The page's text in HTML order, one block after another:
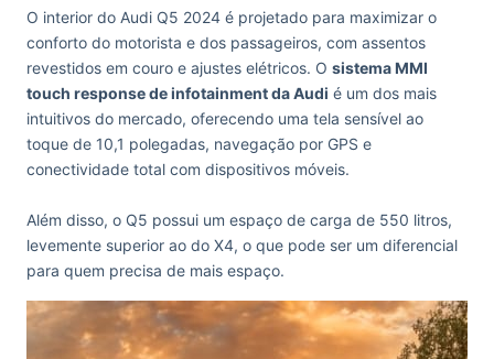
O interior do Audi Q5 2024 é projetado para maximizar o
conforto do motorista e dos passageiros, com assentos
revestidos em couro e ajustes elétricos. O sistema MMI
touch response de infotainment da Audi é um dos mais
intuitivos do mercado, oferecendo uma tela sensível ao
toque de 10,1 polegadas, navegação por GPS e
conectividade total com dispositivos móveis.
Além disso, o Q5 possui um espaço de carga de 550 litros,
levemente superior ao do X4, o que pode ser um diferencial
para quem precisa de mais espaço.